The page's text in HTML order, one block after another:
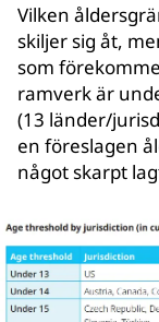
Vilken
skiljer sig åt,
som
ramverk är
(13 länder/
en föreslagen
något skarpt